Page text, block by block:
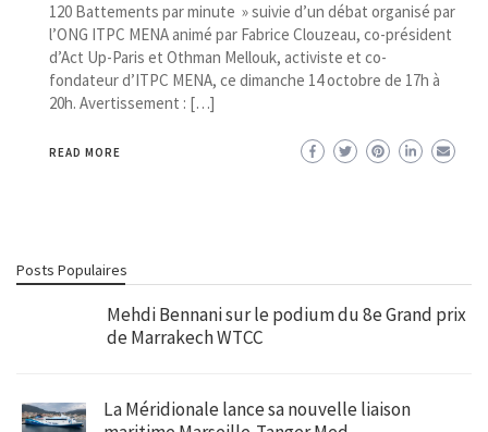
120 Battements par minute » suivie d’un débat organisé par
l’ONG ITPC MENA animé par Fabrice Clouzeau, co-président
d’Act Up-Paris et Othman Mellouk, activiste et co-
fondateur d’ITPC MENA, ce dimanche 14 octobre de 17h à
20h. Avertissement : […]
READ MORE
Posts Populaires
Mehdi Bennani sur le podium du 8e Grand prix
de Marrakech WTCC
La Méridionale lance sa nouvelle liaison